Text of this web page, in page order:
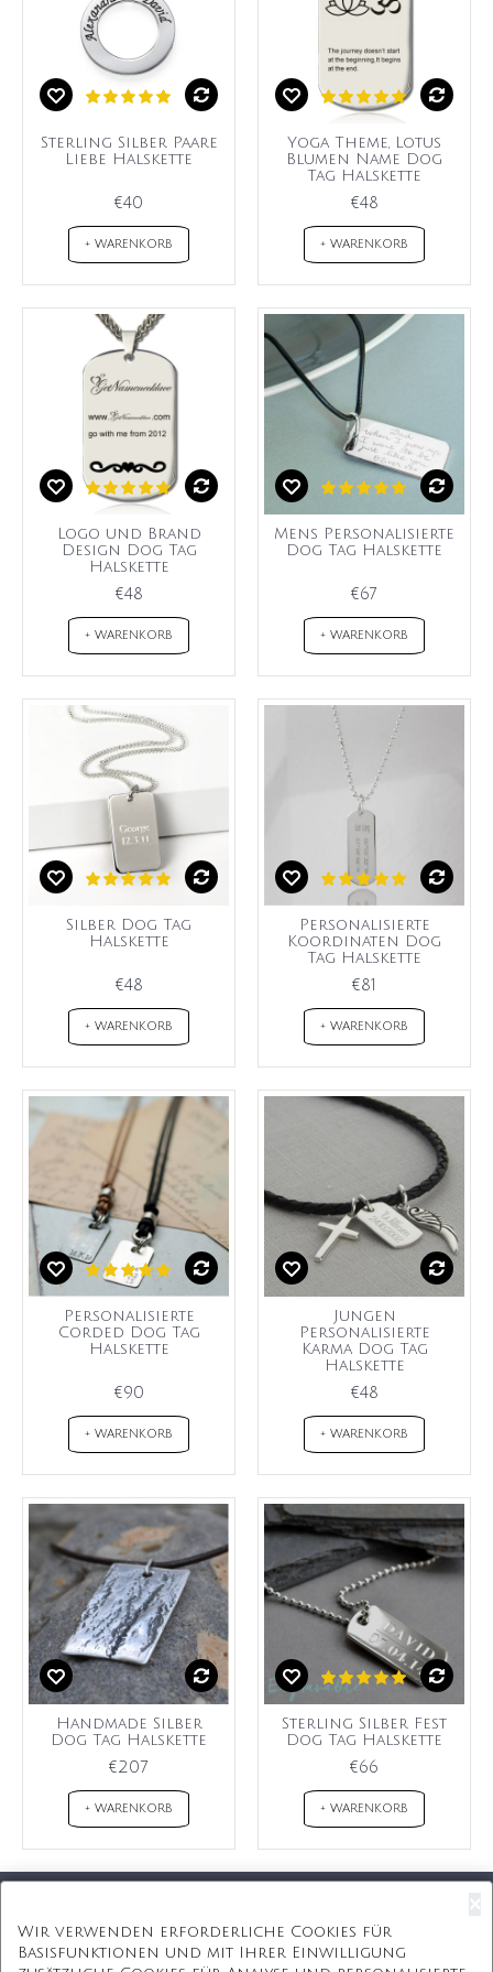
Sterling Silber Paare
Liebe Halskette
€40
+ WARENKORB
Yoga Theme, Lotus
Blumen Name Dog
Tag Halskette
€48
+ WARENKORB
Logo und Brand
Design Dog Tag
Halskette
€48
+ WARENKORB
Mens Personalisierte
Dog Tag Halskette
€67
+ WARENKORB
Silber Dog Tag
Halskette
€48
+ WARENKORB
Personalisierte
Koordinaten Dog
Tag Halskette
€81
+ WARENKORB
Personalisierte
Corded Dog Tag
Halskette
€90
+ WARENKORB
Jungen
Personalisierte
Karma Dog Tag
Halskette
€48
+ WARENKORB
Handmade Silber
Dog Tag Halskette
€207
+ WARENKORB
Sterling Silber Fest
Dog Tag Halskette
€66
+ WARENKORB
Kostenlose Geschenkbox
Wir verwenden erforderliche Cookies für
Basisfunktionen und mit Ihrer Einwilligung